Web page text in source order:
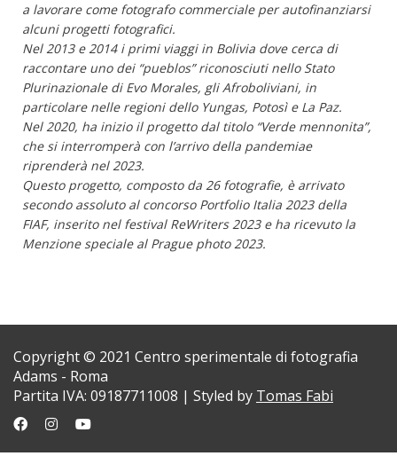
a lavorare come fotografo commerciale per autofinanziarsi
alcuni progetti fotografici.
Nel 2013 e 2014 i primi viaggi in Bolivia dove cerca di
raccontare uno dei “pueblos” riconosciuti nello Stato
Plurinazionale di Evo Morales, gli Afroboliviani, in
particolare nelle regioni dello Yungas, Potosì e La Paz.
Nel 2020, ha inizio il progetto dal titolo “Verde mennonita”,
che si interromperà con l’arrivo della pandemiae
riprenderà nel 2023.
Questo progetto, composto da 26 fotografie, è arrivato
secondo assoluto al concorso Portfolio Italia 2023 della
FIAF, inserito nel festival ReWriters 2023 e ha ricevuto la
Menzione speciale al Prague photo 2023.
Copyright © 2021 Centro sperimentale di fotografia
Adams - Roma
Partita IVA: 09187711008 | Styled by Tomas Fabi